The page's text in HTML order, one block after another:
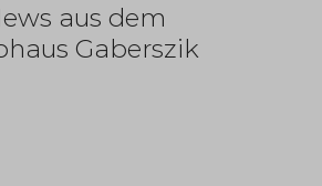
aus dem
Gaberszik